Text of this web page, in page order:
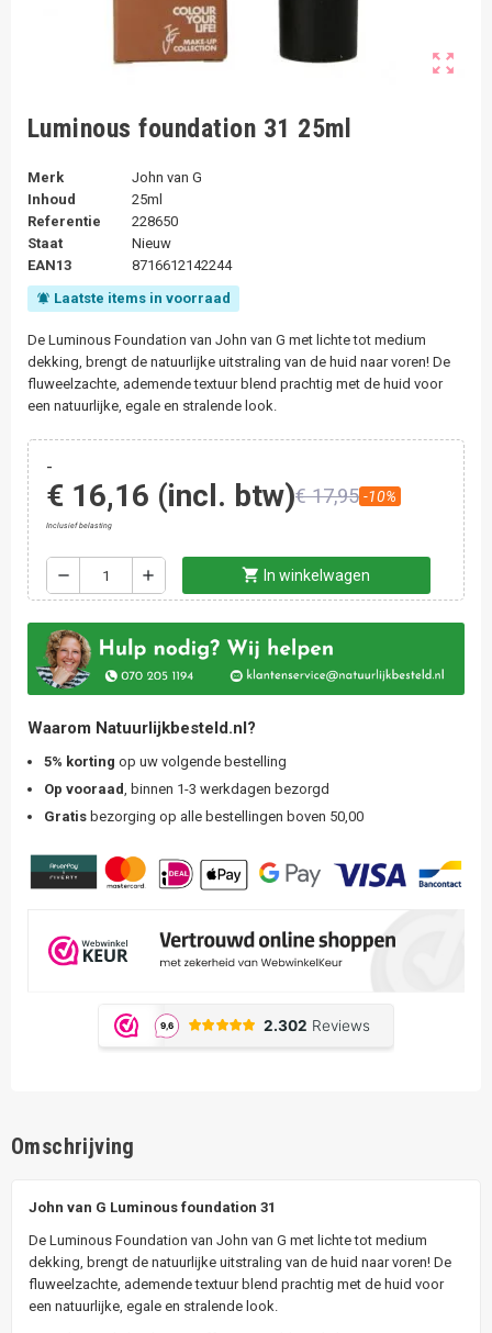
zoom_out_map
Luminous foundation 31 25ml
Merk
John van G
Inhoud
25ml
Referentie
228650
Staat
Nieuw
EAN13
8716612142244
notifications_active Laatste items in voorraad
De Luminous Foundation van John van G met lichte tot medium
dekking, brengt de natuurlijke uitstraling van de huid naar voren! De
fluweelzachte, ademende textuur blend prachtig met de huid voor
een natuurlijke, egale en stralende look.
-
€ 16,16 (incl. btw)€ 17,95 -10%
Inclusief belasting
remove add shopping_cart In winkelwagen
Waarom Natuurlijkbesteld.nl?
5% korting op uw volgende bestelling
Op vooraad, binnen 1-3 werkdagen bezorgd
Gratis bezorging op alle bestellingen boven 50,00
Omschrijving
John van G Luminous foundation 31
De Luminous Foundation van John van G met lichte tot medium
dekking, brengt de natuurlijke uitstraling van de huid naar voren! De
fluweelzachte, ademende textuur blend prachtig met de huid voor
een natuurlijke, egale en stralende look.